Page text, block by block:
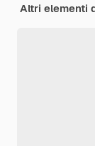
Altri elementi